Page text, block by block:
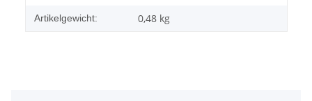
Artikelgewicht: 0,48 kg